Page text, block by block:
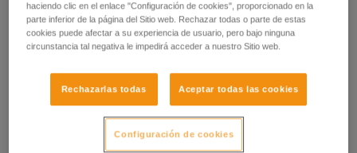
Ejemplos de situaciones de riesgo sobre el
haciendo clic en el enlace "Configuración de cookies", proporcionado en la
parte inferior de la página del Sitio web. Rechazar todas o parte de estas
cookies puede afectar a su experiencia de usuario, pero bajo ninguna
circunstancia tal negativa le impedirá acceder a nuestro Sitio web.
Rechazarlas todas Aceptar todas las cookies
Configuración de cookies